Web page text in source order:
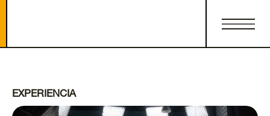
EXPERIENCIA